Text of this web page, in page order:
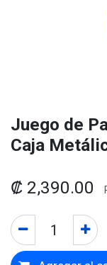
Juego de
Caja
₡ 2,390.00